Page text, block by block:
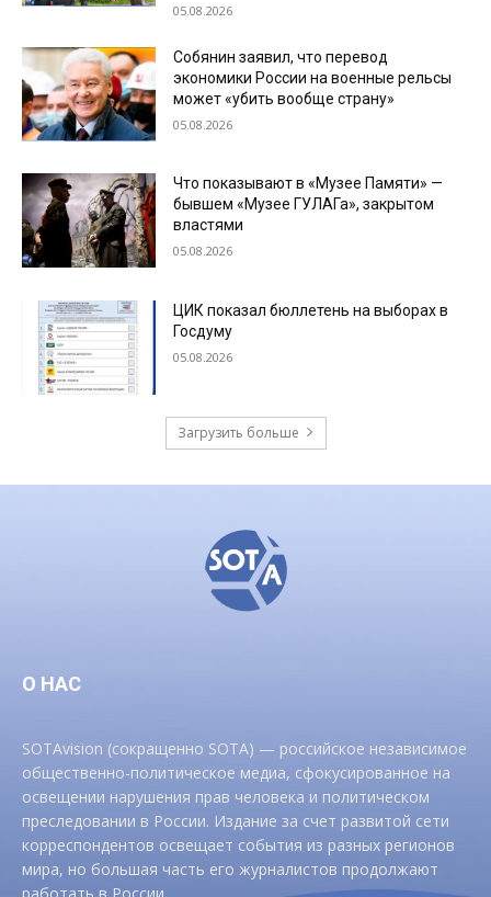
05.08.2026
Собянин заявил, что перевод
экономики России на военные рельсы
может «убить вообще страну»
05.08.2026
Что показывают в «Музее Памяти» —
бывшем «Музее ГУЛАГа», закрытом
властями
05.08.2026
ЦИК показал бюллетень на выборах в
Госдуму
05.08.2026
Загрузить больше
О НАС
SOTAvision (сокращенно SOTA) — российское независимое
общественно-политическое медиа, сфокусированное на
освещении нарушения прав человека и политическом
преследовании в России. Издание за счет развитой сети
корреспондентов освещает события из разных регионов
мира, но большая часть его журналистов продолжают
работать в России.